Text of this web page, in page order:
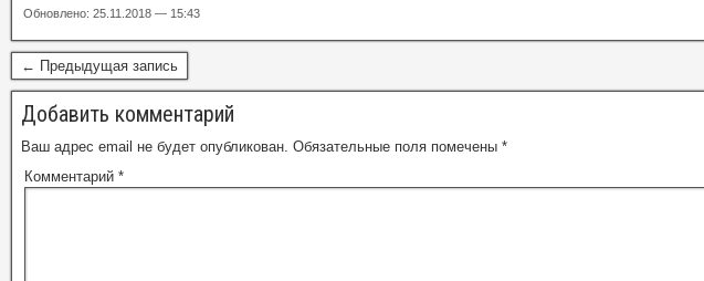
Обновлено: 25.11.2018 — 15:43
← Предыдущая запись
Добавить комментарий
Ваш адрес email не будет опубликован. Обязательные поля помечены *
Комментарий *